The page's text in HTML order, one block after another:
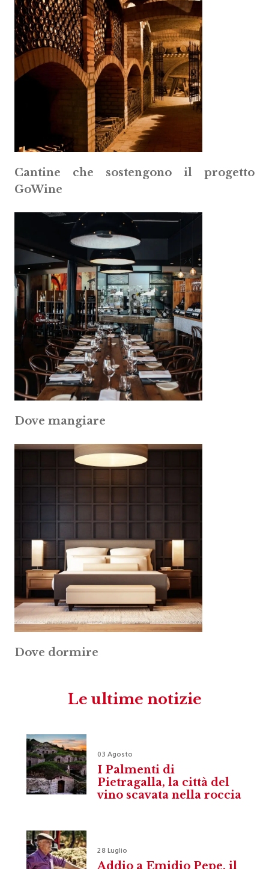
Cantine che sostengono il progetto
GoWine
Dove mangiare
Dove dormire
Le ultime notizie
03 Agosto
I Palmenti di
Pietragalla, la città del
vino scavata nella roccia
28 Luglio
Addio a Emidio Pepe, il